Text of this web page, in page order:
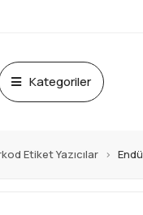
Kategoriler
Etiket Yazıcılar